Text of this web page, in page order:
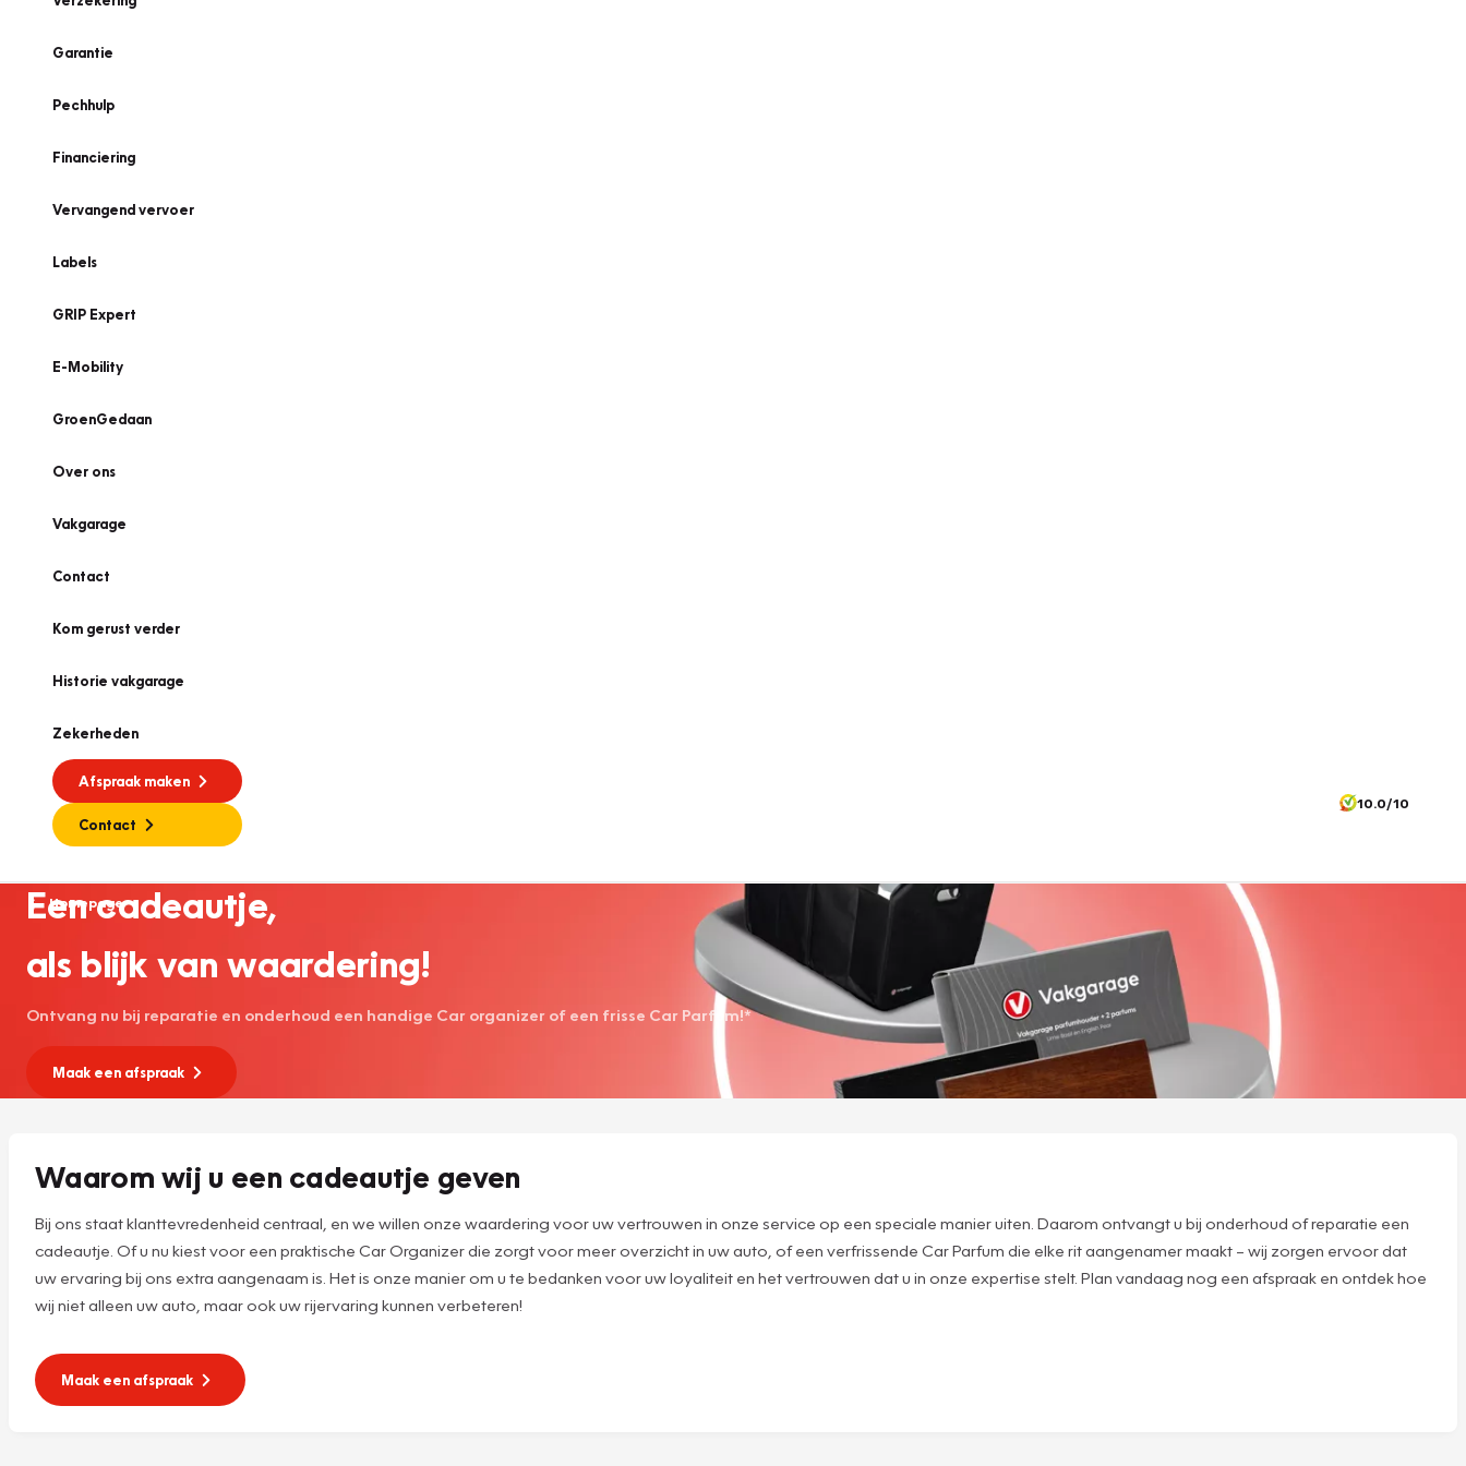
Garantie
Pechhulp
Financiering
Vervangend vervoer
Labels
GRIP Expert
E-Mobility
GroenGedaan
Over ons
Vakgarage
Contact
Kom gerust verder
Historie vakgarage
Zekerheden
Afspraak maken
Contact
10.0/10
Homepage
Een cadeautje,
als blijk van waardering!
Ontvang nu bij reparatie en onderhoud een handige Car organizer of een frisse Car Parfum!*
Maak een afspraak
Waarom wij u een cadeautje geven
Bij ons staat klanttevredenheid centraal, en we willen onze waardering voor uw vertrouwen in onze service op een speciale manier uiten. Daarom ontvangt u bij onderhoud of reparatie een
cadeautje. Of u nu kiest voor een praktische Car Organizer die zorgt voor meer overzicht in uw auto, of een verfrissende Car Parfum die elke rit aangenamer maakt – wij zorgen ervoor dat
uw ervaring bij ons extra aangenaam is. Het is onze manier om u te bedanken voor uw loyaliteit en het vertrouwen dat u in onze expertise stelt. Plan vandaag nog een afspraak en ontdek hoe
wij niet alleen uw auto, maar ook uw rijervaring kunnen verbeteren!
Maak een afspraak